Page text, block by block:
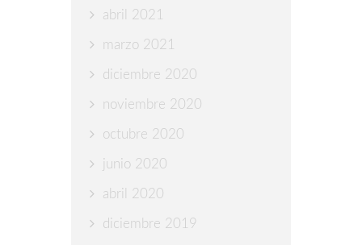
abril 2021
marzo 2021
diciembre 2020
noviembre 2020
octubre 2020
junio 2020
abril 2020
diciembre 2019